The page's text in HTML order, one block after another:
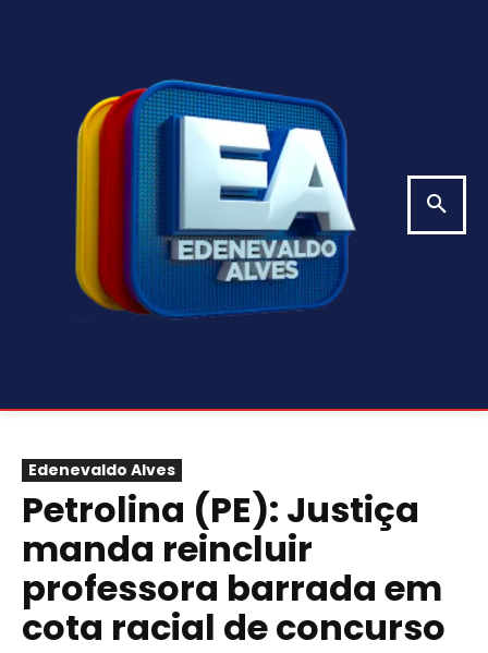
Edenevaldo Alves
Petrolina (PE): Justiça
manda reincluir
professora barrada em
cota racial de concurso